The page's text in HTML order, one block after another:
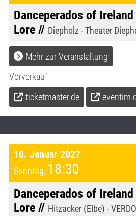
Danceperados of
Lore // Diepholz - Theater
Mehr zur Veranstaltung
Vorverkauf
ticketmaster.de
10. Januar 2027
Sonntag, 18:30
Danceperados of
Lore // Hitzacker (Elbe) -